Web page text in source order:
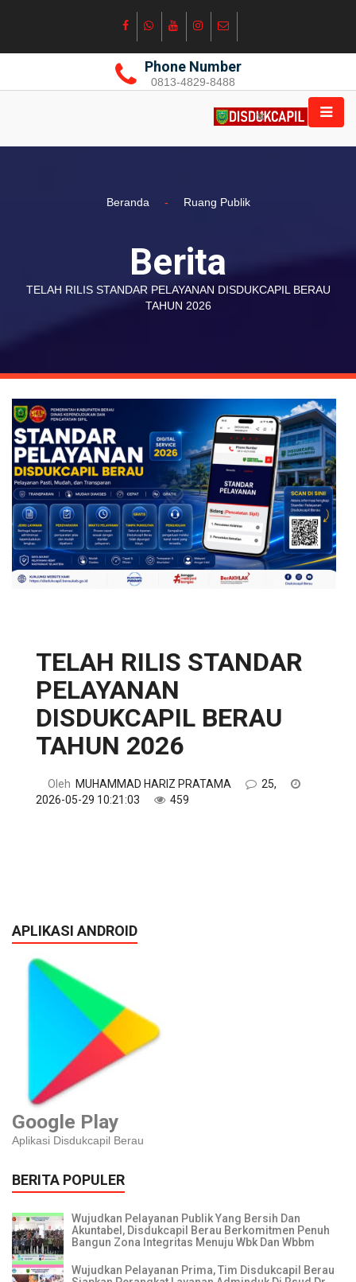
Phone Number
0813-4829-8488
Beranda - Ruang Publik
Berita
TELAH RILIS STANDAR PELAYANAN DISDUKCAPIL BERAU
TAHUN 2026
TELAH RILIS STANDAR
PELAYANAN
DISDUKCAPIL BERAU
TAHUN 2026
Oleh MUHAMMAD HARIZ PRATAMA
25,
2026-05-29 10:21:03
459
APLIKASI ANDROID
Google Play
Aplikasi Disdukcapil Berau
BERITA POPULER
Wujudkan Pelayanan Publik Yang Bersih Dan
Akuntabel, Disdukcapil Berau Berkomitmen Penuh
Bangun Zona Integritas Menuju Wbk Dan Wbbm
Wujudkan Pelayanan Prima, Tim Disdukcapil Berau